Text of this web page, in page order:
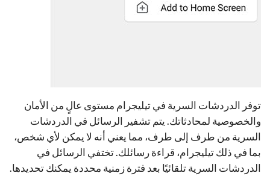
توفر الدردشات السرية في تيليجرام مستوى عالٍ من الأمان
والخصوصية لمحادثاتك. يتم تشفير الرسائل في الدردشات
السرية من طرف إلى طرف، مما يعني أنه لا يمكن لأي شخص،
بما في ذلك تيليجرام، قراءة رسائلك. تختفي الرسائل في
الدردشات السرية تلقائيًا بعد فترة زمنية محددة يمكنك تحديدها.